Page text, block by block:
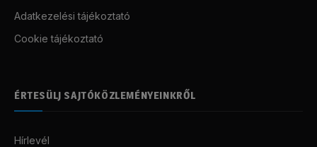
Adatkezelési tájékoztató
Cookie tájékoztató
ÉRTESÜLJ SAJTÓKÖZLEMÉNYEINKRŐL
Hírlevél